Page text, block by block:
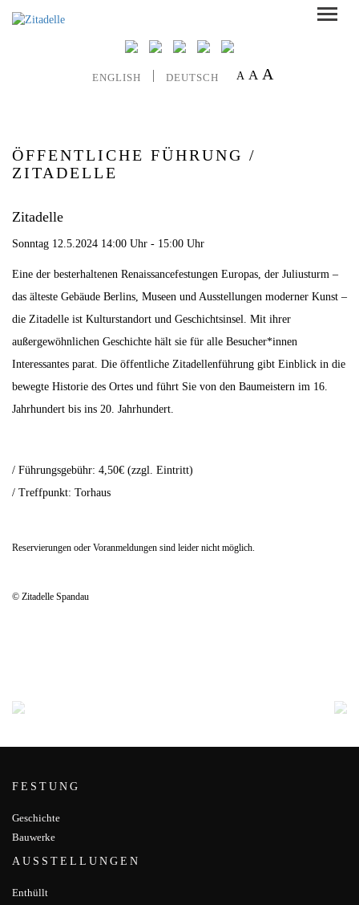
ENGLISH DEUTSCH A A A
ÖFFENTLICHE FÜHRUNG /
ZITADELLE
Zitadelle
Sonntag 12.5.2024 14:00 Uhr - 15:00 Uhr
Eine der besterhaltenen Renaissancefestungen Europas, der Juliusturm –
das älteste Gebäude Berlins, Museen und Ausstellungen moderner Kunst –
die Zitadelle ist Kulturstandort und Geschichtsinsel. Mit ihrer
außergewöhnlichen Geschichte hält sie für alle Besucher*innen
Interessantes parat. Die öffentliche Zitadellenführung gibt Einblick in die
bewegte Historie des Ortes und führt Sie von den Baumeistern im 16.
Jahrhundert bis ins 20. Jahrhundert.
/ Führungsgebühr: 4,50€ (zzgl. Eintritt)
/ Treffpunkt: Torhaus
Reservierungen oder Voranmeldungen sind leider nicht möglich.
© Zitadelle Spandau
FESTUNG
Geschichte
Bauwerke
AUSSTELLUNGEN
Enthüllt